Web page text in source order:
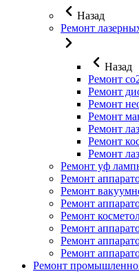
Назад
Ремонт
Назад
Ремонт
Ремонт
Ремонт
Ремонт
Ремонт
Ремонт
Ремонт
Ремонт уф
Ремонт
Ремонт
Ремонт
Ремонт
Ремонт
Ремонт
Ремонт
Ремонт